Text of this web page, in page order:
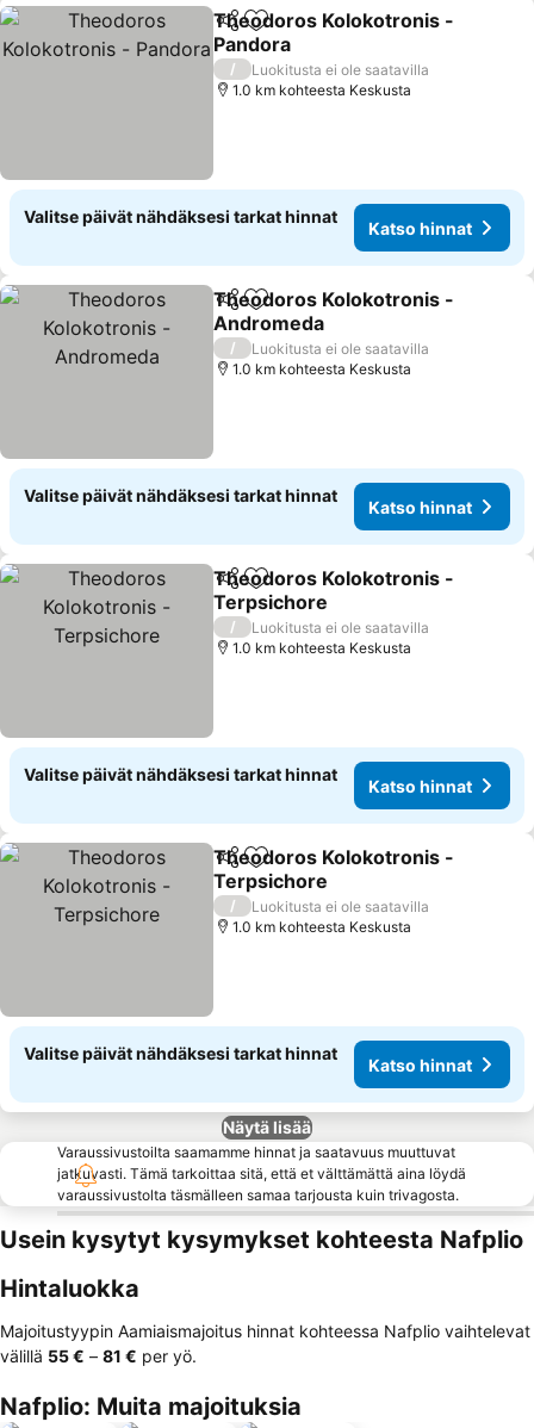
Jaa Lisää suosikkeihin
Theodoros Kolokotronis -
Pandora
Katso hinnat
/
Luokitusta ei ole saatavilla
1.0 km kohteesta Keskusta
Valitse päivät nähdäksesi tarkat hinnat
Katso hinnat
Jaa Lisää suosikkeihin
Theodoros Kolokotronis -
Andromeda
Katso hinnat
/
Luokitusta ei ole saatavilla
1.0 km kohteesta Keskusta
Valitse päivät nähdäksesi tarkat hinnat
Katso hinnat
Jaa Lisää suosikkeihin
Theodoros Kolokotronis -
Terpsichore
Katso hinnat
/
Luokitusta ei ole saatavilla
1.0 km kohteesta Keskusta
Valitse päivät nähdäksesi tarkat hinnat
Katso hinnat
Jaa Lisää suosikkeihin
Theodoros Kolokotronis -
Terpsichore
Katso hinnat
/
Luokitusta ei ole saatavilla
1.0 km kohteesta Keskusta
Valitse päivät nähdäksesi tarkat hinnat
Katso hinnat
Näytä lisää
Varaussivustoilta saamamme hinnat ja saatavuus muuttuvat
jatkuvasti. Tämä tarkoittaa sitä, että et välttämättä aina löydä
varaussivustolta täsmälleen samaa tarjousta kuin trivagosta.
Usein kysytyt kysymykset kohteesta Nafplio
Hintaluokka
Majoitustyypin Aamiaismajoitus hinnat kohteessa Nafplio vaihtelevat
välillä ‎55 € – ‎81 € per yö.
Nafplio: Muita majoituksia